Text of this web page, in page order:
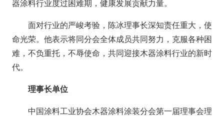
器涂料行业度过困难期，健康发展贡献力量。
面对行业的严峻考验，陈冰理事长深知责任重大，使
命光荣。他表示将同分会全体成员共同努力，克服各种困
难，不负重托，不辱使命，共同迎接木器涂料行业的新时
代。
理事长单位
中国涂料工业协会木器涂料涂装分会第一届理事会理